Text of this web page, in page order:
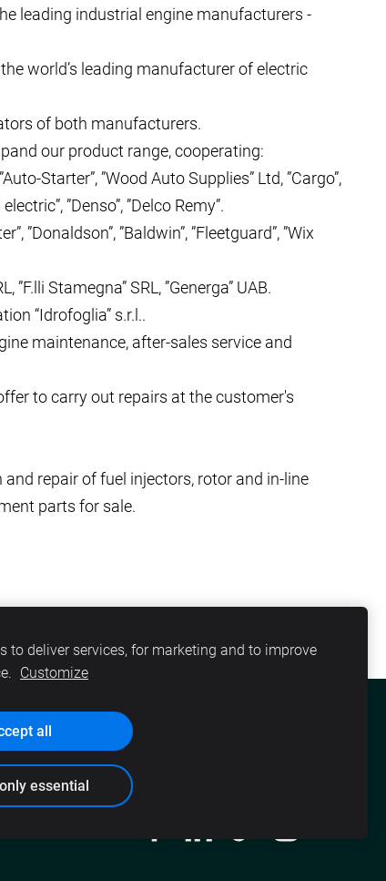
leading industrial engine manufacturers -
world’s leading manufacturer of electric
of both manufacturers.
our product range, cooperating:
Starter”, ”Wood Auto Supplies” Ltd, ”Cargo”,
”Denso”, ”Delco Remy”.
”Donaldson”, ”Baldwin”, ”Fleetguard”, ”Wix
Stamegna” SRL, ”Generga” UAB.
“Idrofoglia” s.r.l..
maintenance, after-sales service and
to carry out repairs at the customer's
repair of fuel injectors, rotor and in-line
parts for sale.
DARITEH PAR MUMS
to deliver services, for marketing and to improve
Customize
all
essential